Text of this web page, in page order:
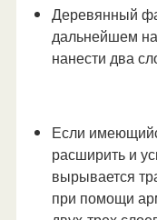
Деревянный
дальнейшем
нанести два
Если
расширить и
вырывается
при помощи